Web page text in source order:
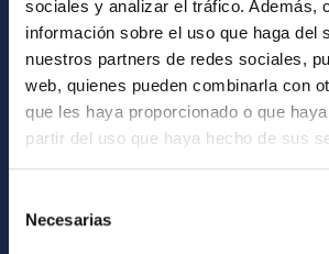
sociales y analizar el tráfico. Además,
información sobre el uso que haga del
nuestros partners de redes sociales,
web, quienes pueden combinarla con
que les haya proporcionado o que
partir del uso que haya hecho de sus
Necesarias
GENERAL INFORMATION
Contact
How to get to the IAC
List of personnel
Library
General register